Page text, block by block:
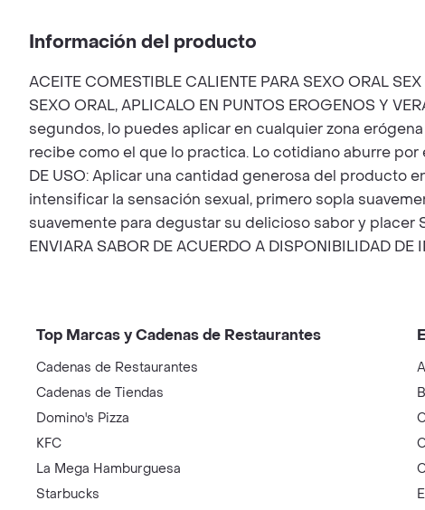
Información del producto
ACEITE COMESTIBLE CALIENTE PARA SEXO ORAL
SEXO ORAL, APLICALO EN PUNTOS EROGENOS Y
segundos, lo puedes aplicar en cualquier zona
recibe como el que lo practica. Lo cotidiano aburre
DE USO: Aplicar una cantidad generosa del producto
intensificar la sensación sexual, primero sopla
suavemente para degustar su delicioso sabor y placer
ENVIARA SABOR DE ACUERDO A DISPONIBILIDAD DE
Top Marcas y Cadenas de Restaurantes
Cadenas de Restaurantes
Cadenas de Tiendas
Domino's Pizza
KFC
La Mega Hamburguesa
Starbucks